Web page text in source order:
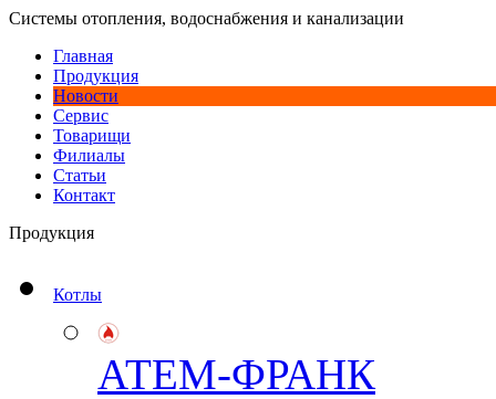
Системы отопления, водоснабжения и канализации
Главная
Продукция
Новости
Сервис
Товарищи
Филиалы
Статьи
Контакт
Продукция
Котлы
АТЕМ-ФРАНК